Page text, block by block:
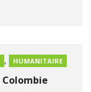
, HUMANITAIRE
Colombie